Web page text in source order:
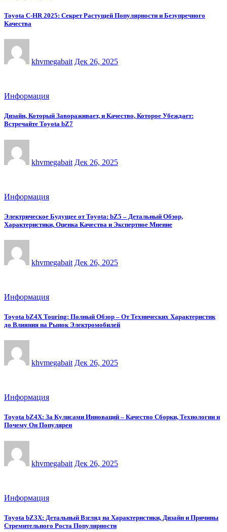
Toyota C-HR 2025: Секрет Растущей Популярности и Безупречного
Качества
khvmegabait Дек 26, 2025
Информация
Дизайн, Который Завораживает, и Качество, Которое Убеждает:
Встречайте Toyota bZ7
khvmegabait Дек 26, 2025
Информация
Электрическое Будущее от Toyota: bZ5 – Детальный Обзор,
Характеристики, Оценка Качества и Экспертное Мнение
khvmegabait Дек 26, 2025
Информация
Toyota bZ4X Touring: Полный Обзор – От Технических Характеристик
до Влияния на Рынок Электромобилей
khvmegabait Дек 26, 2025
Информация
Toyota bZ4X: За Кулисами Инноваций – Качество Сборки, Технологии и
Почему Он Популярен
khvmegabait Дек 26, 2025
Информация
Toyota bZ3X: Детальный Взгляд на Характеристики, Дизайн и Причины
Стремительного Роста Популярности